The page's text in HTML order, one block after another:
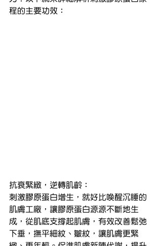
程的主要功效：
抗衰緊緻，逆轉肌齡：
刺激膠原蛋白增生，就好比喚醒沉睡的
肌膚工廠，讓膠原蛋白源源不斷地生
成，從肌底支撐起肌膚，有效改善鬆弛
下垂，撫平細紋、皺紋，讓肌膚更緊